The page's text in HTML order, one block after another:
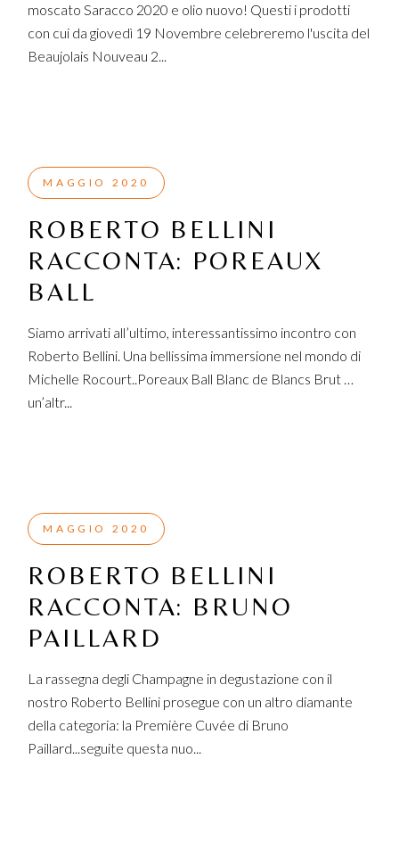
moscato Saracco 2020 e olio nuovo! Questi i prodotti
con cui da giovedì 19 Novembre celebreremo l'uscita del
Beaujolais Nouveau 2...
MAGGIO 2020
ROBERTO BELLINI
RACCONTA: POREAUX
BALL
Siamo arrivati all’ultimo, interessantissimo incontro con
Roberto Bellini. Una bellissima immersione nel mondo di
Michelle Rocourt..Poreaux Ball Blanc de Blancs Brut …
un’altr...
MAGGIO 2020
ROBERTO BELLINI
RACCONTA: BRUNO
PAILLARD
La rassegna degli Champagne in degustazione con il
nostro Roberto Bellini prosegue con un altro diamante
della categoria: la Première Cuvée di Bruno
Paillard...seguite questa nuo...